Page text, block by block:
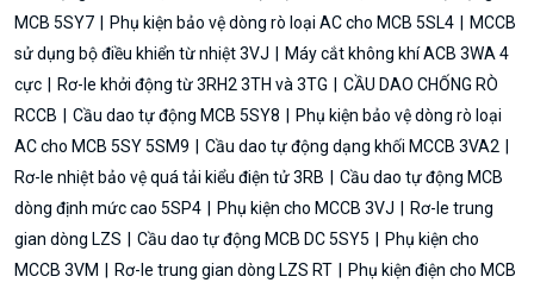
MCB 5SY7
Phụ kiện bảo vệ dòng rò loại AC cho MCB 5SL4
MCCB
sử dụng bộ điều khiển từ nhiệt 3VJ
Máy cắt không khí ACB 3WA 4
cực
Rơ-le khởi động từ 3RH2 3TH và 3TG
CẦU DAO CHỐNG RÒ
RCCB
Cầu dao tự động MCB 5SY8
Phụ kiện bảo vệ dòng rò loại
AC cho MCB 5SY 5SM9
Cầu dao tự động dạng khối MCCB 3VA2
Rơ-le nhiệt bảo vệ quá tải kiểu điện tử 3RB
Cầu dao tự động MCB
dòng định mức cao 5SP4
Phụ kiện cho MCCB 3VJ
Rơ-le trung
gian dòng LZS
Cầu dao tự động MCB DC 5SY5
Phụ kiện cho
MCCB 3VM
Rơ-le trung gian dòng LZS RT
Phụ kiện điện cho MCB